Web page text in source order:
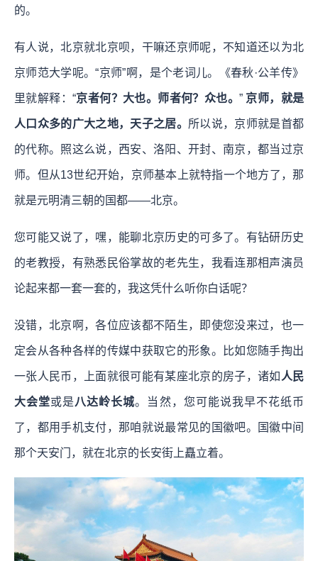
的。
有人说，北京就北京呗，干嘛还京师呢，不知道还以为北
京师范大学呢。“京师”啊，是个老词儿。《春秋·公羊传》
里就解释：“京者何？大也。师者何？众也。 ” 京师，就是
人口众多的广大之地，天子之居。 所以说，京师就是首都
的代称。照这么说，西安、洛阳、开封、南京，都当过京
师。但从13世纪开始，京师基本上就特指一个地方了，那
就是元明清三朝的国都——北京。
您可能又说了，嘿，能聊北京历史的可多了。有钻研历史
的老教授，有熟悉民俗掌故的老先生，我看连那相声演员
论起来都一套一套的，我这凭什么听你白话呢？
没错，北京啊，各位应该都不陌生，即使您没来过，也一
定会从各种各样的传媒中获取它的形象。比如您随手掏出
一张人民币，上面就很可能有某座北京的房子，诸如 人民
大会堂或是八达岭长城。当然，您可能说我早不花纸币
了，都用手机支付，那咱就说最常见的国徽吧。国徽中间
那个天安门，就在北京的长安街上矗立着。